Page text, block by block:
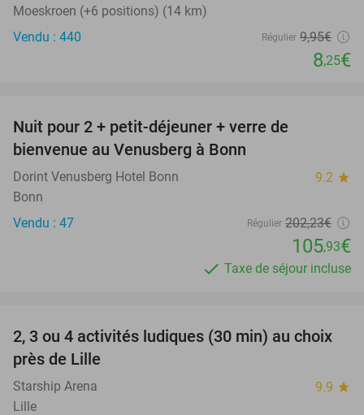
Moeskroen (+6 positions) (14 km)
Vendu : 440
Régulier 9,95€
8,25€
Nuit pour 2 + petit-déjeuner + verre de
bienvenue au Venusberg à Bonn
Dorint Venusberg Hotel Bonn 9.2 star
Bonn
Vendu : 47
Régulier 202,23€
105,93€
Taxe de séjour incluse
38%
2, 3 ou 4 activités ludiques (30 min) au choix
près de Lille
Starship Arena 9.9 star
Lille